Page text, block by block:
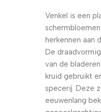
Venkel is een
herkennen aan
De
van de
kruid gebruikt
specerij. Deze
eeuwenlang